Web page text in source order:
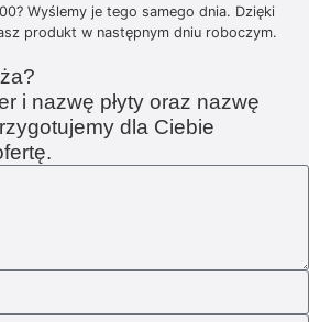
Wyślemy je tego samego dnia. Dzięki
produkt w następnym dniu roboczym.
i nazwę płyty oraz nazwę
dla Ciebie